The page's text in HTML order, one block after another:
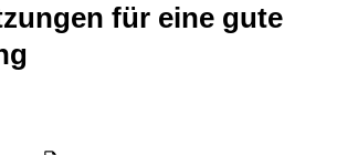
für eine gute